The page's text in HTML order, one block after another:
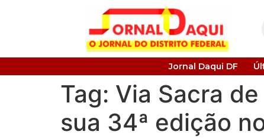
Jornal Daqui DF
Tag: Via Sacra
sua 34ª edição